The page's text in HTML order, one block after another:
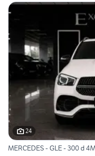
24
MERCEDES - GLE - 300 d